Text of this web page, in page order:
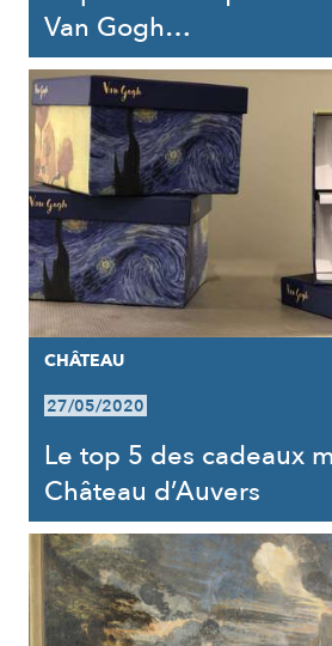
Van Gogh…
CHÂTEAU
27/05/2020
Le top 5 des cadeaux
Château d’Auvers